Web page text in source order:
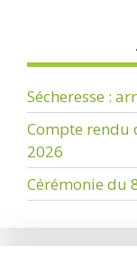
Sécheresse :
Compte rendu
2026
Cérémonie du